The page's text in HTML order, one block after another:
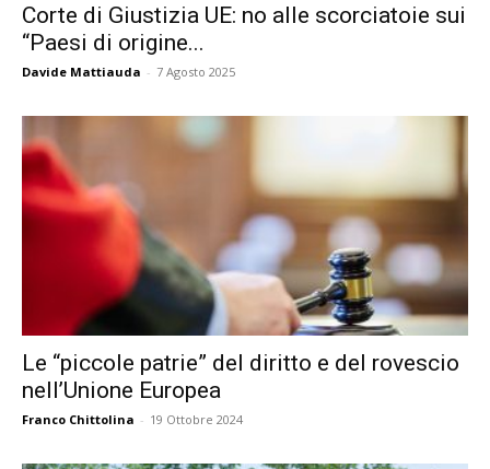
Corte di Giustizia UE: no alle scorciatoie sui
“Paesi di origine...
Davide Mattiauda - 7 Agosto 2025
Le “piccole patrie” del diritto e del rovescio
nell’Unione Europea
Franco Chittolina - 19 Ottobre 2024